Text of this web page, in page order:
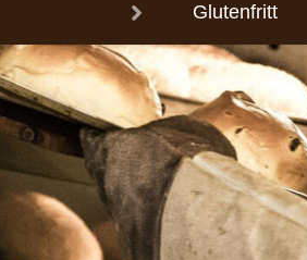
Glutenfritt